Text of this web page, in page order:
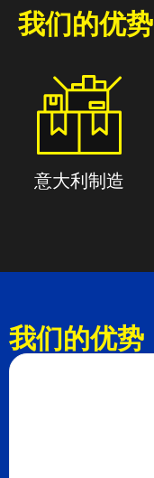
我们的优势
意大利制造
我们的优势